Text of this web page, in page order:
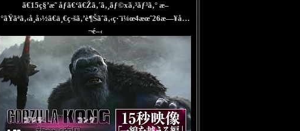
ã€15ç§’æ˜ åƒã€‘ã€Žã‚´ã‚¸ãƒ©xã‚³ãƒ³ã‚° æ–
°ãŸãªã‚‹å¸å›½ã€ä¸€ç·šã‚’è¶Šãˆã‚‹ç·¨ï¼œ4æœˆ26æ—¥å…
¬é–‹